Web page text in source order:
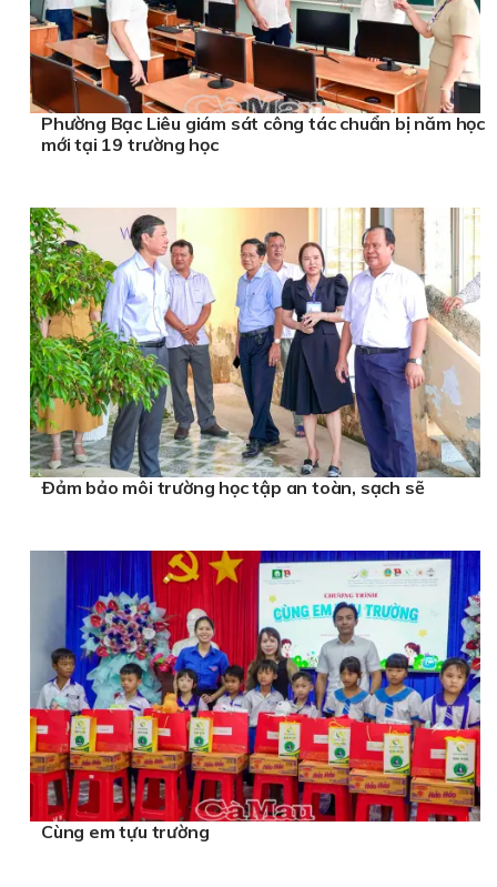
Phường Bạc Liêu giám sát công tác chuẩn bị năm học
mới tại 19 trường học
Ðảm bảo môi trường học tập an toàn, sạch sẽ
Cùng em tựu trường